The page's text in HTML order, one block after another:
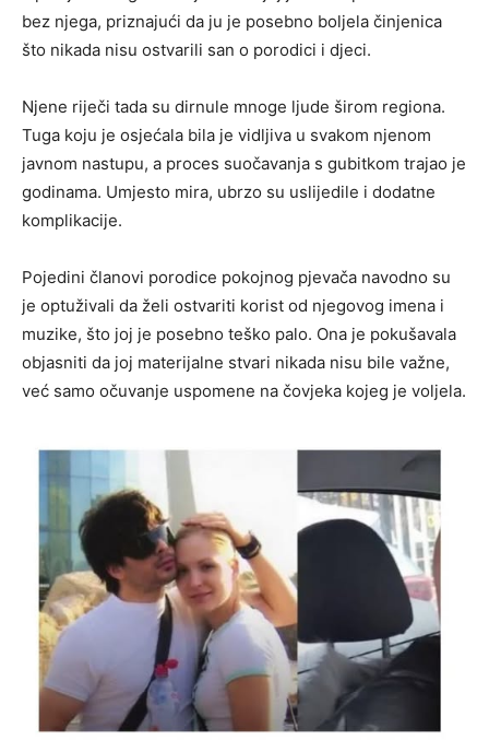
bez njega, priznajući da ju je posebno boljela činjenica
što nikada nisu ostvarili san o porodici i djeci.
Njene riječi tada su dirnule mnoge ljude širom regiona.
Tuga koju je osjećala bila je vidljiva u svakom njenom
javnom nastupu, a proces suočavanja s gubitkom trajao je
godinama. Umjesto mira, ubrzo su uslijedile i dodatne
komplikacije.
Pojedini članovi porodice pokojnog pjevača navodno su
je optuživali da želi ostvariti korist od njegovog imena i
muzike, što joj je posebno teško palo. Ona je pokušavala
objasniti da joj materijalne stvari nikada nisu bile važne,
već samo očuvanje uspomene na čovjeka kojeg je voljela.